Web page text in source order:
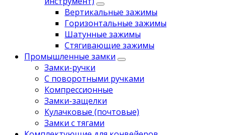
Вертикальные зажимы
Горизонтальные зажимы
Шатунные зажимы
Стягивающие зажимы
Промышленные замки
Замки-ручки
С поворотными ручками
Компрессионные
Замки-защелки
Кулачковые (почтовые)
Замки с тягами